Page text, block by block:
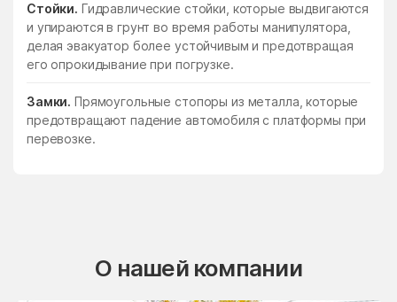
Стойки. Гидравлические стойки, которые выдвигаются
и упираются в грунт во время работы манипулятора,
делая эвакуатор более устойчивым и предотвращая
его опрокидывание при погрузке.
Замки. Прямоугольные стопоры из металла, которые
предотвращают падение автомобиля с платформы при
перевозке.
О нашей компании